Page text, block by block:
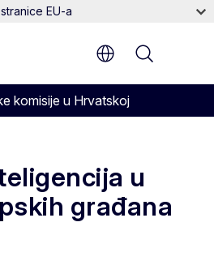
EU-a
komisije u Hrvatskoj
u
građana